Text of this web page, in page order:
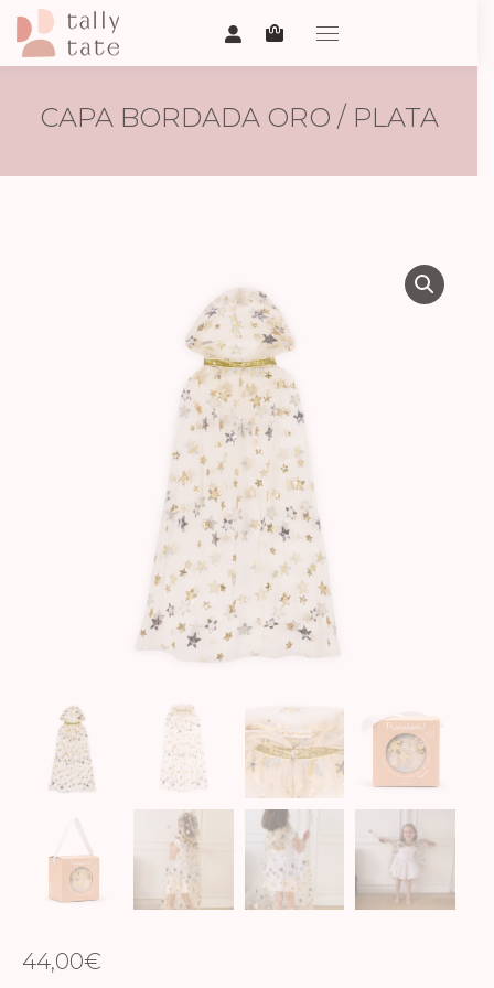
CAPA BORDADA ORO / PLATA
44,00€